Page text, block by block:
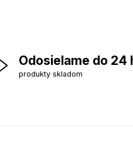
Odosielame do 24
produkty skladom